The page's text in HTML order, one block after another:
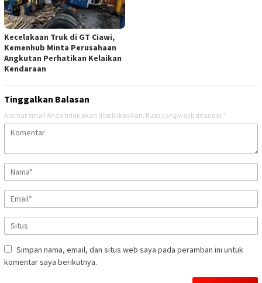
Kecelakaan Truk di GT Ciawi,
Kemenhub Minta Perusahaan
Angkutan Perhatikan Kelaikan
Kendaraan
Tinggalkan Balasan
Alamat email Anda tidak akan dipublikasikan. Ruas yang wajib ditandai *
Simpan nama, email, dan situs web saya pada peramban ini untuk
komentar saya berikutnya.